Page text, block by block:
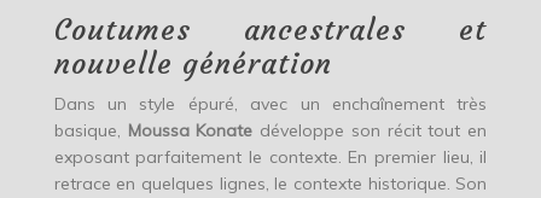
Coutumes ancestrales et
nouvelle génération
Dans un style épuré, avec un enchaînement très
basique, Moussa Konate développe son récit tout en
exposant parfaitement le contexte. En premier lieu, il
retrace en quelques lignes, le contexte historique. Son